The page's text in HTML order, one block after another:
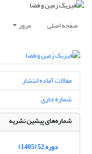
صفحه اصلی مرور
مقالات آماده انتشار
شماره جاری
شماره‌های پیشین نشریه
دوره 52 (1405)